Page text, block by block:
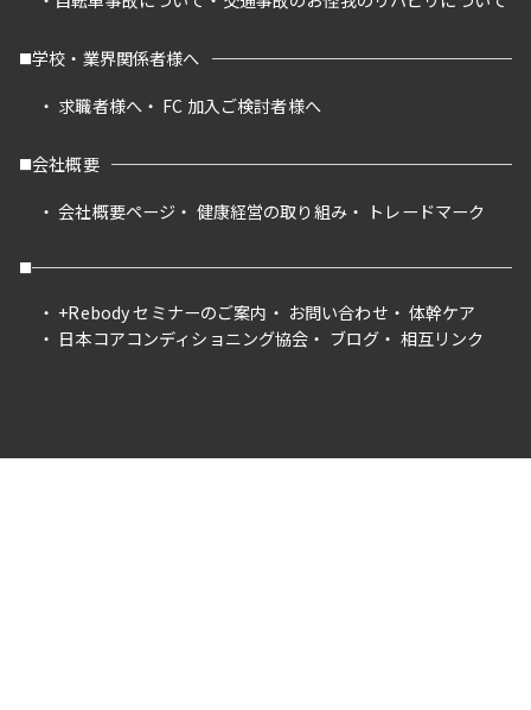
学校・業界関係者様へ
求職者様へ
FC 加入ご検討者様へ
会社概要
会社概要ページ
健康経営の取り組み トレードマーク
+Rebody セミナーのご案内 お問い合わせ
体幹ケア
日本コアコンディショニング協会
ブログ 相互リンク